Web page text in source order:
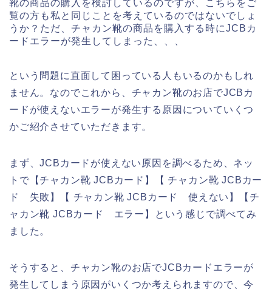
靴の商品の購入を検討しているのですが、こちらをご
覧の方も私と同じことを考えているのではないでしょ
うか？ただ、チャカン靴の商品を購入する時にJCBカ
ードエラーが発生してしまった、、、
という問題に直面して困っている人もいるのかもしれ
ません。なのでこれから、チャカン靴のお店でJCBカ
ードが使えないエラーが発生する原因についていくつ
かご紹介させていただきます。
まず、JCBカードが使えない原因を調べるため、ネッ
トで【チャカン靴 JCBカード】【 チャカン靴 JCBカー
ド 失敗】【 チャカン靴 JCBカード 使えない】【チ
ャカン靴 JCBカード エラー】という感じで調べてみ
ました。
そうすると、チャカン靴のお店でJCBカードエラーが
発生してしまう原因がいくつか考えられますので、今